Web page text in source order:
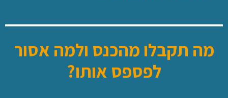
מה תקבלו מהכנס ולמה אסור
לפספס אותו?